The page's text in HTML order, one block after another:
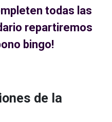
todas las
repartiremos
bingo!
de la